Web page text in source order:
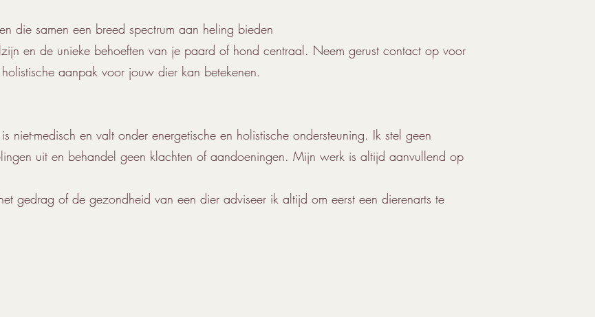
die samen een breed spectrum aan heling bieden
en de unieke behoeften van je paard of hond centraal. Neem gerust contact op voor
aanpak voor jouw dier kan betekenen.
medisch en valt onder energetische en holistische ondersteuning. Ik stel geen
uit en behandel geen klachten of aandoeningen. Mijn werk is altijd aanvullend op
gedrag of de gezondheid van een dier adviseer ik altijd om eerst een dierenarts te